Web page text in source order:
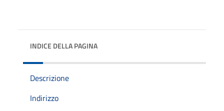
INDICE DELLA PAGINA
Descrizione
Indirizzo